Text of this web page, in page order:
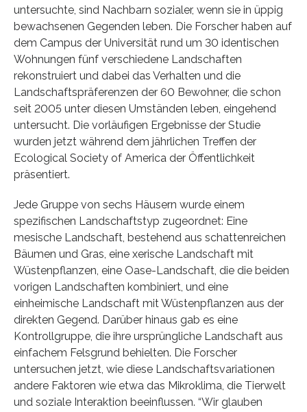
untersuchte, sind Nachbarn sozialer, wenn sie in üppig
bewachsenen Gegenden leben. Die Forscher haben auf
dem Campus der Universität rund um 30 identischen
Wohnungen fünf verschiedene Landschaften
rekonstruiert und dabei das Verhalten und die
Landschaftspräferenzen der 60 Bewohner, die schon
seit 2005 unter diesen Umständen leben, eingehend
untersucht. Die vorläufigen Ergebnisse der Studie
wurden jetzt während dem jährlichen Treffen der
Ecological Society of America der Öffentlichkeit
präsentiert.
Jede Gruppe von sechs Häusern wurde einem
spezifischen Landschaftstyp zugeordnet: Eine
mesische Landschaft, bestehend aus schattenreichen
Bäumen und Gras, eine xerische Landschaft mit
Wüstenpflanzen, eine Oase-Landschaft, die die beiden
vorigen Landschaften kombiniert, und eine
einheimische Landschaft mit Wüstenpflanzen aus der
direkten Gegend. Darüber hinaus gab es eine
Kontrollgruppe, die ihre ursprüngliche Landschaft aus
einfachem Felsgrund behielten. Die Forscher
untersuchen jetzt, wie diese Landschaftsvariationen
andere Faktoren wie etwa das Mikroklima, die Tierwelt
und soziale Interaktion beeinflussen. “Wir glauben